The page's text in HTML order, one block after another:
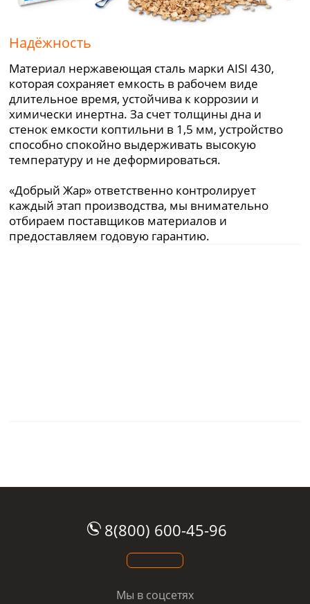
Надёжность
Материал нержавеющая сталь марки AISI 430,
которая сохраняет емкость в рабочем виде
длительное время, устойчива к коррозии и
химически инертна. За счет толщины дна и
стенок емкости коптильни в 1,5 мм, устройство
способно спокойно выдерживать высокую
температуру и не деформироваться.
«Добрый Жар» ответственно контролирует
каждый этап производства, мы внимательно
отбираем поставщиков материалов и
предоставляем годовую гарантию.
8(800) 600-45-96
Мы в соцсетях